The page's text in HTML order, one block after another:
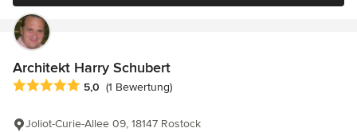
Architekt Harry Schubert
Durchschnittliche Bewertung: 5 von 5 Sternen
5,0 (1 Bewertung)
Joliot-Curie-Allee 09, 18147 Rostock